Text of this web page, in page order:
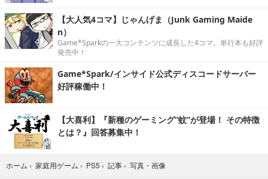
【大人気4コマ】じゃんげま（Junk Gaming Maide
n）
Game*Sparkの一大コンテンツに成長した4コマ。単行本も好評
発売中！
Game*Spark/インサイド公式ディスコードサーバー
好評稼働中！
【大喜利】『新種のゲーミング“蚊”が登場！ その特徴
とは？』回答募集中！
ホーム › 家庭用ゲーム › PS5 › 記事 › 写真・画像